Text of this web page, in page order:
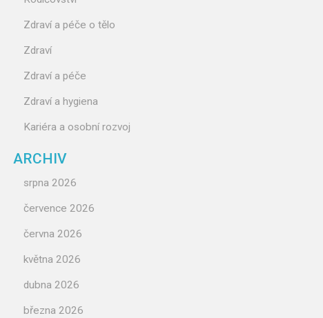
Zdraví a péče o tělo
Zdraví
Zdraví a péče
Zdraví a hygiena
Kariéra a osobní rozvoj
ARCHIV
srpna 2026
července 2026
června 2026
května 2026
dubna 2026
března 2026